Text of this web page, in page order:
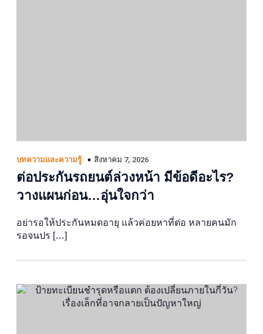
บทความและความรู้ สิงหาคม 7, 2026
ต่อประกันรถยนต์ล่วงหน้า มีข้อดีอะไร?
วางแผนก่อน…อุ่นใจกว่า
อย่ารอให้ประกันหมดอายุ แล้วค่อยหาที่ต่อ หลายคนมัก
รอจนปร […]